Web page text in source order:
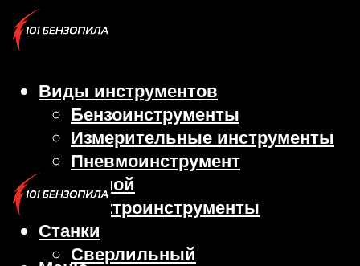
Виды инструментов
Бензоинструменты
Измерительные инструменты
Пневмоинструмент
Ручной
Электроинструменты
Станки
Сверлильный